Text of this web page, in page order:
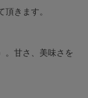
きます。
。甘さ、美味さを